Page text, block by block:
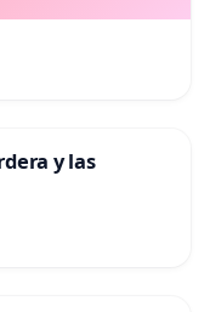
y las